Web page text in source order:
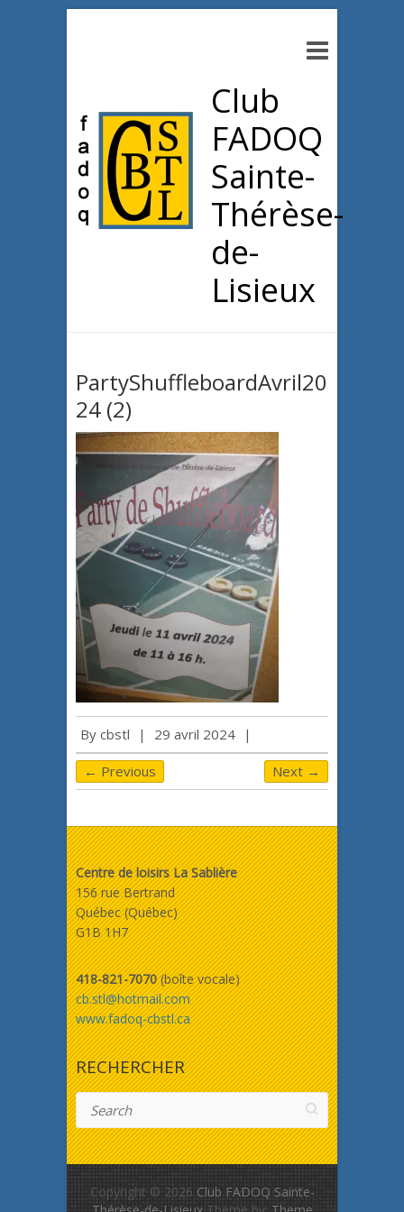
Club
FADOQ
Sainte-
Thérèse-
de-
Lisieux
PartyShuffleboardAvril20
24 (2)
By cbstl | 29 avril 2024 |
← Previous Next →
Centre de loisirs La Sablière
156 rue Bertrand
Québec (Québec)
G1B 1H7
418-821-7070(boîte vocale)
cb.stl@hotmail.com
www.fadoq-cbstl.ca
RECHERCHER
Copyright © 2026 Club FADOQ Sainte-